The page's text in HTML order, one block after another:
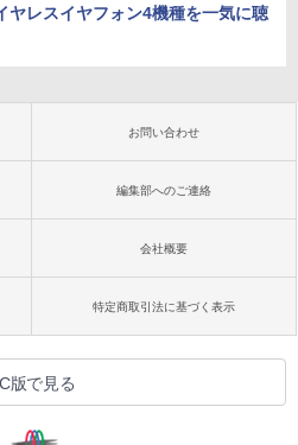
ヤレスイヤフォン4機種を一気に聴
お問い合わせ
編集部へのご連絡
会社概要
特定商取引法に基づく表示
版で見る